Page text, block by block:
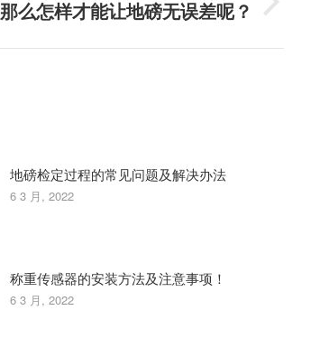
那么怎样才能让地磅无误差呢？
地磅检定过程的常见问题及解决办法
6 3 月, 2022
称重传感器的安装方法及注意事项！
6 3 月, 2022